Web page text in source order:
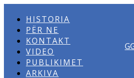
HISTORIA
PËR NE
KONTAKT
VIDEO
PUBLIKIMET
ARKIVA